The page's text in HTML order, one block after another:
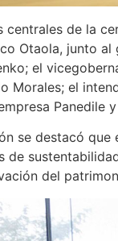
centrales de la
Otaola, junto
el
Morales; el
Panedile
se destacó
de
del